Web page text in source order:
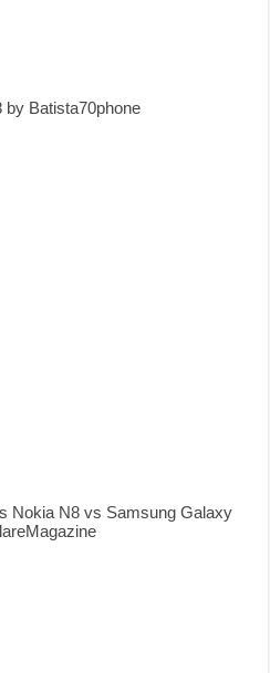
by Batista70phone
Nokia N8 vs Samsung Galaxy